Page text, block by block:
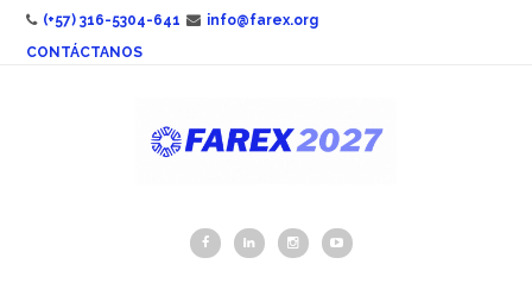
(+57) 316-5304-641
info@farex.org
CONTÁCTANOS